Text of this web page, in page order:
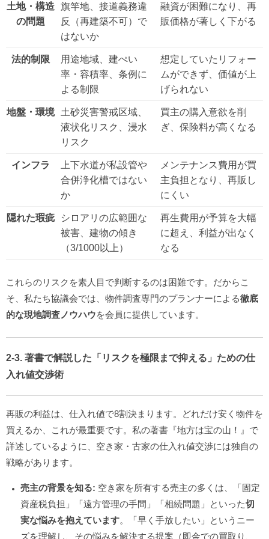
土地・構造
の問題
旗竿地、接道義務違
反（再建築不可）で
はないか
融資が困難になり、再
販価格が著しく下がる
法的制限
用途地域、建ぺい
率・容積率、条例に
よる制限
想定していたリフォー
ムができず、価値が上
げられない
地盤・環境
土砂災害警戒区域、
液状化リスク、浸水
リスク
買主の購入意欲を削
ぎ、保険料が高くなる
インフラ
上下水道が私設管や
合併浄化槽ではない
か
メンテナンス費用が買
主負担となり、再販し
にくい
隠れた瑕疵
シロアリの広範囲な
被害、建物の傾き
（3/1000以上）
再生費用が予算を大幅
に超え、利益が出なく
なる
これらのリスクを素人目で判断するのは困難です。だからこ
そ、私たち協議会では、物件調査専門のプランナーによる徹底
的な現地調査ノウハウを会員に提供しています。
2-3. 著書で解説した「リスクを極限まで抑える」ための仕
入れ値交渉術
再販の利益は、仕入れ値で8割決まります。どれだけ安く物件を
買えるか、これが最重要です。私の著書『地方は宝の山！』で
詳述しているように、空き家・古家の仕入れ値交渉には独自の
戦略があります。
売主の背景を知る: 空き家を所有する売主の多くは、「固定
資産税負担」「遠方管理の手間」「相続問題」といった切
実な悩みを抱えています。「早く手放したい」というニー
ズを理解し、その悩みを解決する提案（即金での買取り、